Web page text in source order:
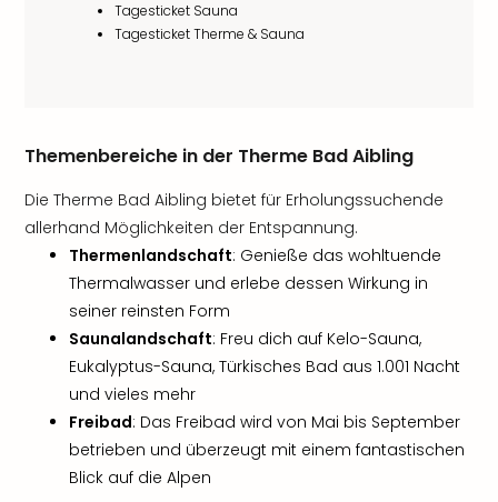
Tagesticket Sauna
Tagesticket Therme & Sauna
Themenbereiche in der Therme Bad Aibling
Die Therme Bad Aibling bietet für Erholungssuchende
allerhand Möglichkeiten der Entspannung.
Thermenlandschaft: Genieße das wohltuende
Thermalwasser und erlebe dessen Wirkung in
seiner reinsten Form
Saunalandschaft: Freu dich auf Kelo-Sauna,
Eukalyptus-Sauna, Türkisches Bad aus 1.001 Nacht
und vieles mehr
Freibad: Das Freibad wird von Mai bis September
betrieben und überzeugt mit einem fantastischen
Blick auf die Alpen